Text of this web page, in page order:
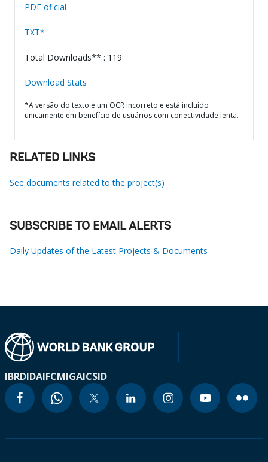
PDF oficial
TXT*
Total Downloads** : 119
Download Stats
*A versão do texto é um OCR incorreto e está incluído
unicamente em benefício de usuários com conectividade lenta.
RELATED LINKS
See documents related to the project(s)
SUBSCRIBE TO EMAIL ALERTS
Daily Updates of the Latest Projects & Documents
IBRDIDAIFCMIGAICSID